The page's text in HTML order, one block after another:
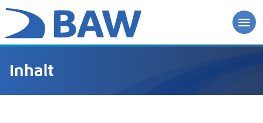
Inhalt